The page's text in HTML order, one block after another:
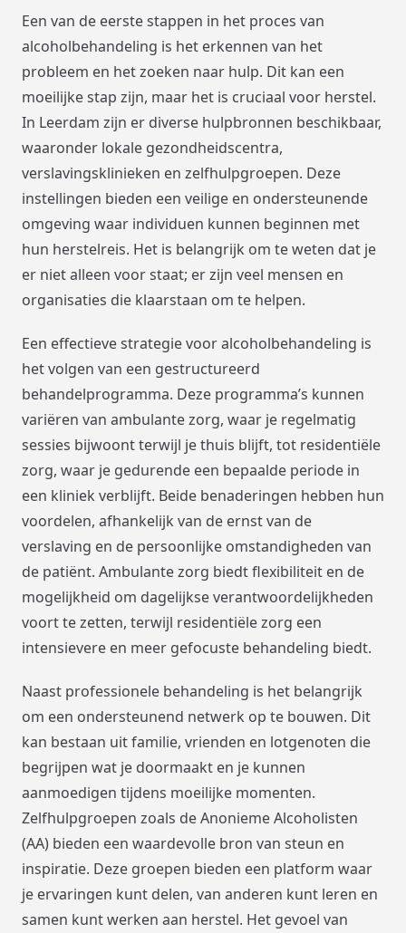
Een van de eerste stappen in het proces van
alcoholbehandeling is het erkennen van het
probleem en het zoeken naar hulp. Dit kan een
moeilijke stap zijn, maar het is cruciaal voor herstel.
In Leerdam zijn er diverse hulpbronnen beschikbaar,
waaronder lokale gezondheidscentra,
verslavingsklinieken en zelfhulpgroepen. Deze
instellingen bieden een veilige en ondersteunende
omgeving waar individuen kunnen beginnen met
hun herstelreis. Het is belangrijk om te weten dat je
er niet alleen voor staat; er zijn veel mensen en
organisaties die klaarstaan om te helpen.
Een effectieve strategie voor alcoholbehandeling is
het volgen van een gestructureerd
behandelprogramma. Deze programma’s kunnen
variëren van ambulante zorg, waar je regelmatig
sessies bijwoont terwijl je thuis blijft, tot residentiële
zorg, waar je gedurende een bepaalde periode in
een kliniek verblijft. Beide benaderingen hebben hun
voordelen, afhankelijk van de ernst van de
verslaving en de persoonlijke omstandigheden van
de patiënt. Ambulante zorg biedt flexibiliteit en de
mogelijkheid om dagelijkse verantwoordelijkheden
voort te zetten, terwijl residentiële zorg een
intensievere en meer gefocuste behandeling biedt.
Naast professionele behandeling is het belangrijk
om een ondersteunend netwerk op te bouwen. Dit
kan bestaan uit familie, vrienden en lotgenoten die
begrijpen wat je doormaakt en je kunnen
aanmoedigen tijdens moeilijke momenten.
Zelfhulpgroepen zoals de Anonieme Alcoholisten
(AA) bieden een waardevolle bron van steun en
inspiratie. Deze groepen bieden een platform waar
je ervaringen kunt delen, van anderen kunt leren en
samen kunt werken aan herstel. Het gevoel van